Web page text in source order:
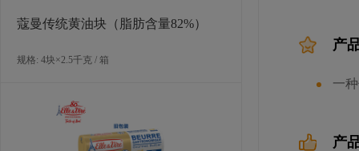
蔻曼传统黄油块（脂肪含量82%）
规格: 4块×2.5千克 / 箱
产
一
产